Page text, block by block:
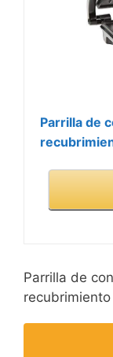
Parrilla de
Parrilla de